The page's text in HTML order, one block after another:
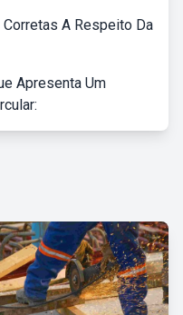
A Respeito Da
Apresenta Um